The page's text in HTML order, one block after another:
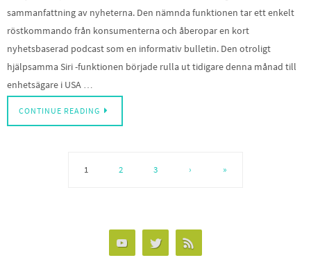
sammanfattning av nyheterna. Den nämnda funktionen tar ett enkelt
röstkommando från konsumenterna och åberopar en kort
nyhetsbaserad podcast som en informativ bulletin. Den otroligt
hjälpsamma Siri -funktionen började rulla ut tidigare denna månad till
enhetsägare i USA …
CONTINUE READING
1 2 3 › »